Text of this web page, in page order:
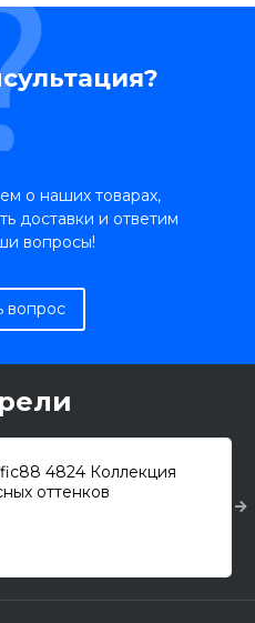
о наших товарах,
доставки и ответим
вопросы!
вопрос
4824 Коллекция
оттенков